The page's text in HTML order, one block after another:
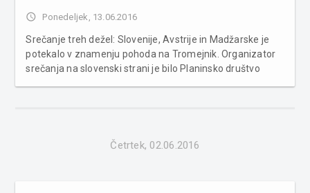
access_time Ponedeljek, 13.06.2016
Srečanje treh dežel: Slovenije, Avstrije in Madžarske je
potekalo v znamenju pohoda na Tromejnik. Organizator
srečanja na slovenski strani je bilo Planinsko društvo
Četrtek, 02.06.2016